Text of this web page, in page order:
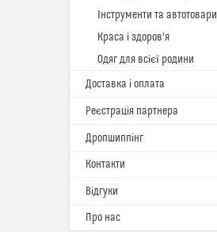
Інструменти та автотовари
Краса і здоров'я
Одяг для всієї родини
Доставка і оплата
Реєстрація партнера
Дропшиппінг
Контакти
Відгуки
Про нас